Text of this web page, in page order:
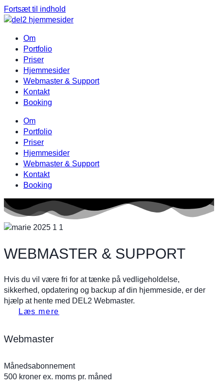
Fortsæt til indhold
Om
Portfolio
Priser
Hjemmesider
Webmaster & Support
Kontakt
Booking
Om
Portfolio
Priser
Hjemmesider
Webmaster & Support
Kontakt
Booking
WEBMASTER & SUPPORT
Hvis du vil være fri for at tænke på vedligeholdelse,
sikkerhed, opdatering og backup af din hjemmeside, er der
hjælp at hente med DEL2 Webmaster.
Læs mere
Webmaster
Månedsabonnement
500 kroner ex. moms pr. måned